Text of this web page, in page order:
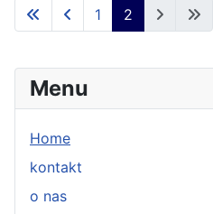
1 2
Menu
Home
kontakt
o nas